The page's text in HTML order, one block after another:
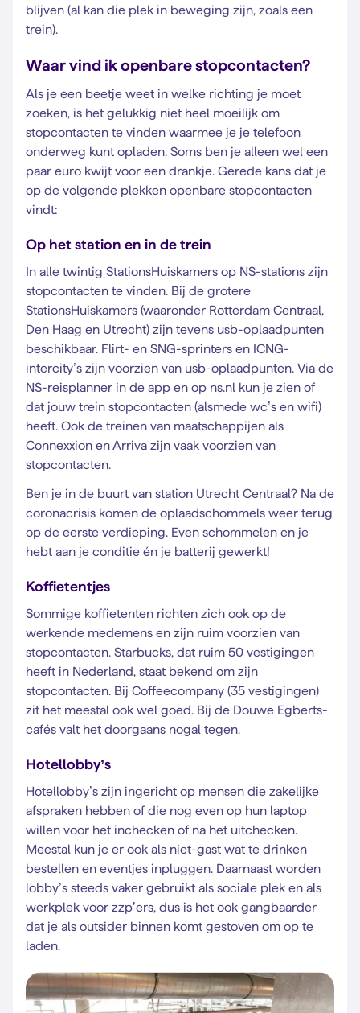
blijven (al kan die plek in beweging zijn, zoals een
trein).
Waar vind ik openbare stopcontacten?
Als je een beetje weet in welke richting je moet
zoeken, is het gelukkig niet heel moeilijk om
stopcontacten te vinden waarmee je je telefoon
onderweg kunt opladen. Soms ben je alleen wel een
paar euro kwijt voor een drankje. Gerede kans dat je
op de volgende plekken openbare stopcontacten
vindt:
Op het station en in de trein
In alle twintig StationsHuiskamers op NS-stations zijn
stopcontacten te vinden. Bij de grotere
StationsHuiskamers (waaronder Rotterdam Centraal,
Den Haag en Utrecht) zijn tevens usb-oplaadpunten
beschikbaar. Flirt- en SNG-sprinters en ICNG-
intercity’s zijn voorzien van usb-oplaadpunten. Via de
NS-reisplanner in de app en op ns.nl kun je zien of
dat jouw trein stopcontacten (alsmede wc’s en wifi)
heeft. Ook de treinen van maatschappijen als
Connexxion en Arriva zijn vaak voorzien van
stopcontacten.
Ben je in de buurt van station Utrecht Centraal? Na de
coronacrisis komen de oplaadschommels weer terug
op de eerste verdieping. Even schommelen en je
hebt aan je conditie én je batterij gewerkt!
Koffietentjes
Sommige koffietenten richten zich ook op de
werkende medemens en zijn ruim voorzien van
stopcontacten. Starbucks, dat ruim 50 vestigingen
heeft in Nederland, staat bekend om zijn
stopcontacten. Bij Coffeecompany (35 vestigingen)
zit het meestal ook wel goed. Bij de Douwe Egberts-
cafés valt het doorgaans nogal tegen.
Hotellobby’s
Hotellobby’s zijn ingericht op mensen die zakelijke
afspraken hebben of die nog even op hun laptop
willen voor het inchecken of na het uitchecken.
Meestal kun je er ook als niet-gast wat te drinken
bestellen en eventjes inpluggen. Daarnaast worden
lobby’s steeds vaker gebruikt als sociale plek en als
werkplek voor zzp’ers, dus is het ook gangbaarder
dat je als outsider binnen komt gestoven om op te
laden.